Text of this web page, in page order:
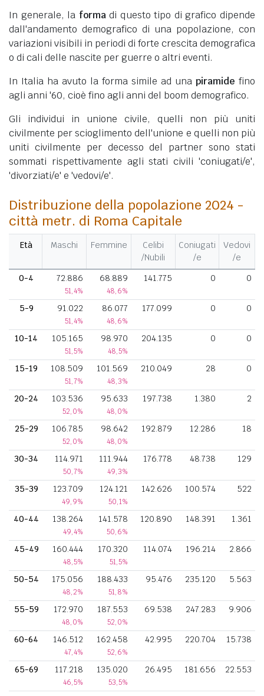
In generale, la formadi questo tipo di grafico dipende
dall'andamento demografico di una popolazione, con
variazioni visibili in periodi di forte crescita demografica
o di cali delle nascite per guerre o altri eventi.
In Italia ha avuto la forma simile ad una piramide fino
agli anni '60, cioè fino agli anni del boom demografico.
Gli individui in unione civile, quelli non più uniti
civilmente per scioglimento dell'unione e quelli non più
uniti civilmente per decesso del partner sono stati
sommati rispettivamente agli stati civili 'coniugati/e',
'divorziati/e' e 'vedovi/e'.
Distribuzione della popolazione 2024 -
città metr. di Roma Capitale
Età Maschi Femmine
Celibi
/Nubili
Coniugati
/e
Vedovi
/e
0-4 72.886
51,4%
68.889
48,6%
141.775 0 0
5-9 91.022
51,4%
86.077
48,6%
177.099 0 0
10-14 105.165
51,5%
98.970
48,5%
204.135 0 0
15-19 108.509
51,7%
101.569
48,3%
210.049 28 0
20-24 103.536
52,0%
95.633
48,0%
197.738 1.380 2
25-29 106.785
52,0%
98.642
48,0%
192.879 12.286 18
30-34 114.971
50,7%
111.944
49,3%
176.778 48.738 129
35-39 123.709
49,9%
124.121
50,1%
142.626 100.574 522
40-44 138.264
49,4%
141.578
50,6%
120.890 148.391 1.361
45-49 160.444
48,5%
170.320
51,5%
114.074 196.214 2.866
50-54 175.056
48,2%
188.433
51,8%
95.476 235.120 5.563
55-59 172.970
48,0%
187.553
52,0%
69.538 247.283 9.906
60-64 146.512
47,4%
162.458
52,6%
42.995 220.704 15.738
65-69 117.218
46,5%
135.020
53,5%
26.495 181.656 22.553